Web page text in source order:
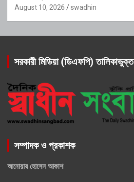
August 10, 2026 swadhin
সরকারী মিডিয়া (ডিএফপি) তালিকাভুক্ত
সম্পাদক ও প্রকাশক
আনোয়ার হোসেন আকাশ